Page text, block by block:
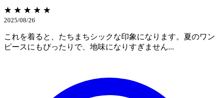
★ ★ ★ ★ ★
2025/08/26
これを着ると、たちまちシックな印象になります。夏のワン
ピースにもぴったりで、地味になりすぎません...